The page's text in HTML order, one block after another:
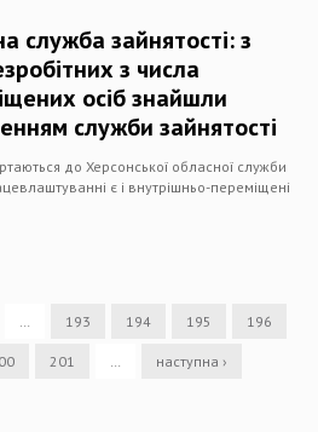
служба зайнятості: з
з числа
осіб знайшли
служби зайнятості
до Херсонської обласної служби
є і внутрішньо-переміщені
193 194 195 196
201 наступна ›